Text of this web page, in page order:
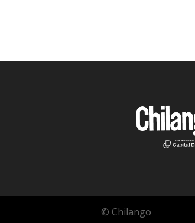
© Chilango